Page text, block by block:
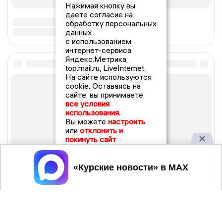
Нажимая кнопку вы
даете согласие на
обработку персональных
данных
с использованием
интернет-сервиса
Яндекс.Метрика,
top.mail.ru, LiveInternet.
На сайте используются
cookie. Оставаясь на
сайте, вы принимаете
все условия
использования.
Вы можете настроить
или отклонить и
покинуть сайт
Принять